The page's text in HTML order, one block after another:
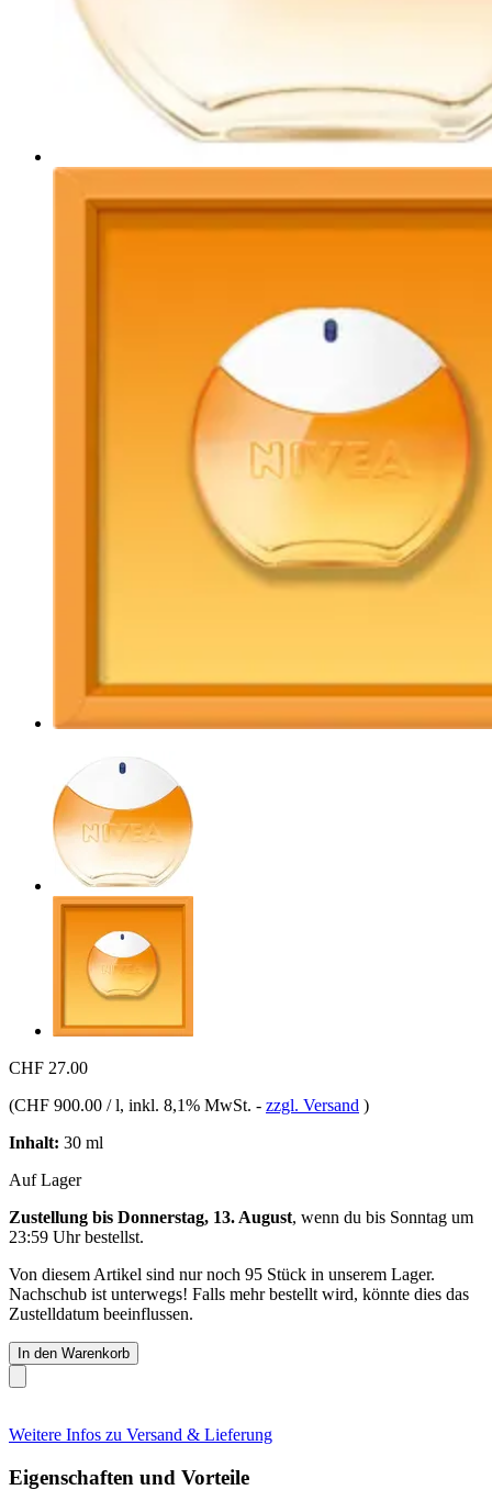
CHF 27.00
(CHF 900.00 / l, inkl. 8,1% MwSt. - zzgl. Versand )
Inhalt: 30 ml
Auf Lager
Zustellung bis Donnerstag, 13. August, wenn du bis Sonntag um
23:59 Uhrbestellst.
Von diesem Artikel sind nur noch 95 Stück in unserem Lager.
Nachschub ist unterwegs! Falls mehr bestellt wird, könnte dies das
Zustelldatum beeinflussen.
In den Warenkorb
Weitere Infos zu Versand & Lieferung
Eigenschaften und Vorteile